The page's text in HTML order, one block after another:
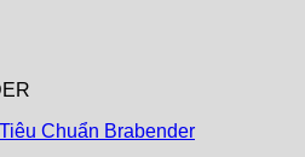
Chuẩn Brabender